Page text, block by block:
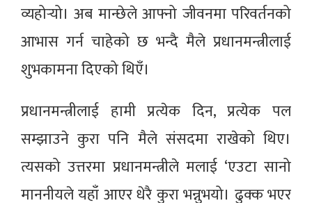
व्यहोर्‍यो। अब मान्छेले आफ्नो जीवनमा परिवर्तनको
आभास गर्न चाहेको छ भन्दै मैले प्रधानमन्त्रीलाई
शुभकामना दिएको थिएँ।
प्रधानमन्त्रीलाई हामी प्रत्येक दिन, प्रत्येक पल
सम्झाउने कुरा पनि मैले संसदमा राखेको थिए।
त्यसको उत्तरमा प्रधानमन्त्रीले मलाई ‘एउटा सानो
माननीयले यहाँ आएर धेरै कुरा भन्नुभयो। ढुक्क भएर